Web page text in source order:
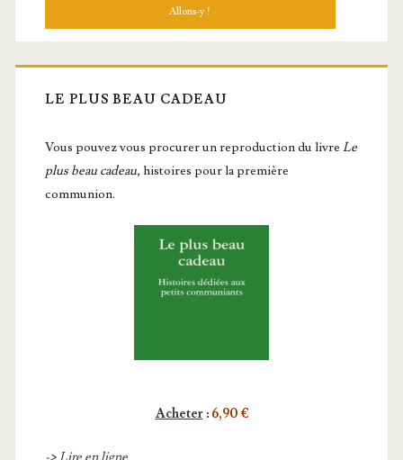
LE PLUS BEAU CADEAU
Vous pou­vez vous pro­cu­rer un repro­duc­tion du livre Le
plus beau cadeau, histoires pour la première
communion.
Acheter: 6,90 €